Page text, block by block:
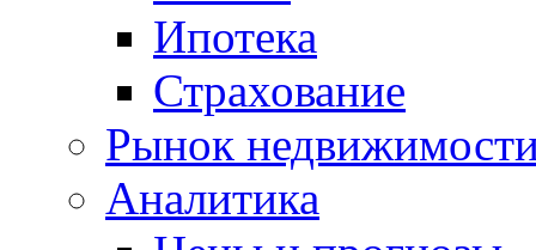
Ипотека
Страхование
Рынок
Аналитика